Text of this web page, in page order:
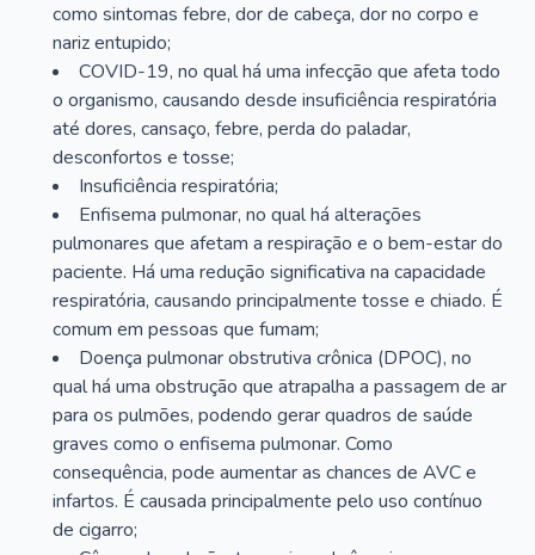
como sintomas febre, dor de cabeça, dor no corpo e
nariz entupido;
COVID-19, no qual há uma infecção que afeta todo
o organismo, causando desde insuficiência respiratória
até dores, cansaço, febre, perda do paladar,
desconfortos e tosse;
Insuficiência respiratória;
Enfisema pulmonar, no qual há alterações
pulmonares que afetam a respiração e o bem-estar do
paciente. Há uma redução significativa na capacidade
respiratória, causando principalmente tosse e chiado. É
comum em pessoas que fumam;
Doença pulmonar obstrutiva crônica (DPOC), no
qual há uma obstrução que atrapalha a passagem de ar
para os pulmões, podendo gerar quadros de saúde
graves como o enfisema pulmonar. Como
consequência, pode aumentar as chances de AVC e
infartos. É causada principalmente pelo uso contínuo
de cigarro;